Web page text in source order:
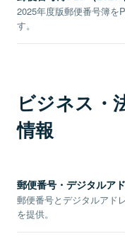
2025年度版郵便番号簿を
す。
ビジネス・
情報
郵便番号・デジタルア
郵便番号とデジタルアド
を提供。